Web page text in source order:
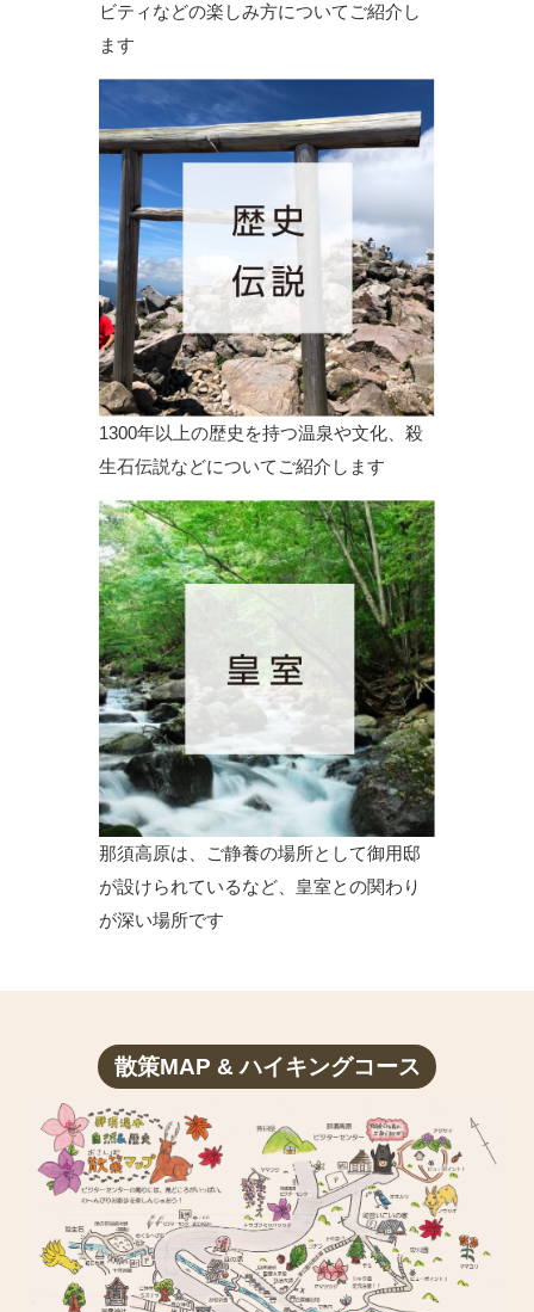
ビティなどの楽しみ方についてご紹介し
ます
1300年以上の歴史を持つ温泉や文化、殺
生石伝説などについてご紹介します
那須高原は、ご静養の場所として御用邸
が設けられているなど、皇室との関わり
が深い場所です
散策MAP & ハイキングコース